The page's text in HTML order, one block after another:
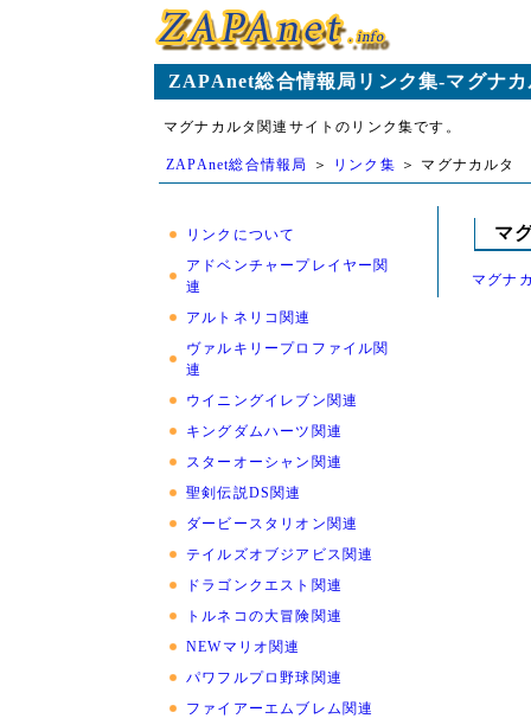
ZAPAnet総合情報局リンク集-マグナ
マグナカルタ関連サイトのリンク集です。
ZAPAnet総合情報局 ＞ リンク集 ＞ マグナカルタ
リンクについて
アドベンチャープレイヤー関
連
アルトネリコ関連
ヴァルキリープロファイル関
連
ウイニングイレブン関連
キングダムハーツ関連
スターオーシャン関連
聖剣伝説DS関連
ダービースタリオン関連
テイルズオブジアビス関連
ドラゴンクエスト関連
トルネコの大冒険関連
NEWマリオ関連
パワフルプロ野球関連
ファイアーエムブレム関連
マ
マグナ